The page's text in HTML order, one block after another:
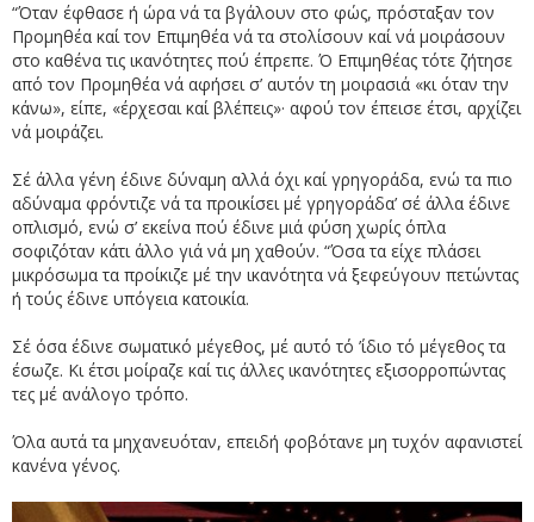
“Όταν έφθασε ή ώρα νά τα βγάλουν στο φώς, πρόσταξαν τον
Προμηθέα καί τον Επιμηθέα νά τα στολίσουν καί νά μοιράσουν
στο καθένα τις ικανότητες πού έπρεπε. Ό Επιμηθέας τότε ζήτησε
από τον Προμηθέα νά αφήσει σ’ αυτόν τη μοιρασιά «κι όταν την
κάνω», είπε, «έρχεσαι καί βλέπεις»· αφού τον έπεισε έτσι, αρχίζει
νά μοιράζει.
Σέ άλλα γένη έδινε δύναμη αλλά όχι καί γρηγοράδα, ενώ τα πιο
αδύναμα φρόντιζε νά τα προικίσει μέ γρηγοράδα’ σέ άλλα έδινε
οπλισμό, ενώ σ’ εκείνα πού έδινε μιά φύση χωρίς όπλα
σοφιζόταν κάτι άλλο γιά νά μη χαθούν. “Όσα τα είχε πλάσει
μικρόσωμα τα προίκιζε μέ την ικανότητα νά ξεφεύγουν πετώντας
ή τούς έδινε υπόγεια κατοικία.
Σέ όσα έδινε σωματικό μέγεθος, μέ αυτό τό ’ίδιο τό μέγεθος τα
έσωζε. Κι έτσι μοίραζε καί τις άλλες ικανότητες εξισορροπώντας
τες μέ ανάλογο τρόπο.
Όλα αυτά τα μηχανευόταν, επειδή φοβότανε μη τυχόν αφανιστεί
κανένα γένος.